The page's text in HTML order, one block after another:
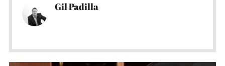
Gil Padilla